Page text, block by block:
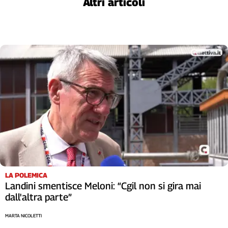
Alto
Basilicata
Calabria
Campania
Emilia-
Friuli
Venezia
Lazio
LA POLEMICA
Landini smentisce Meloni: “Cgil non si gira mai
dall'altra parte”
MARTA NICOLETTI